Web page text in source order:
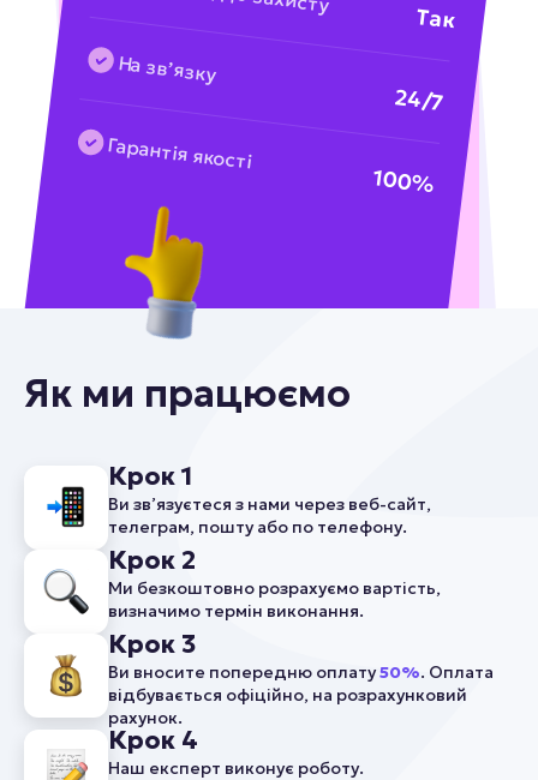
Так
На звʼязку
24/7
Гарантія якості
100%
Як ми працюємо
Крок 1
Ви зв’язуєтеся з нами через веб-сайт,
телеграм, пошту або по телефону.
Крок 2
Ми безкоштовно розрахуємо вартість,
визначимо термін виконання.
Крок 3
Ви вносите попередню оплату50%. Оплата
відбувається офіційно, на розрахунковий
рахунок.
Крок 4
Наш експерт виконує роботу.